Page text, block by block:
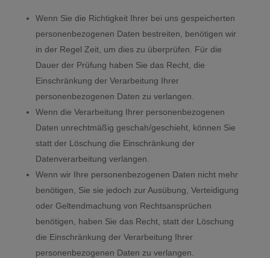
Wenn Sie die Richtigkeit Ihrer bei uns gespeicherten
personenbezogenen Daten bestreiten, benötigen wir
in der Regel Zeit, um dies zu überprüfen. Für die
Dauer der Prüfung haben Sie das Recht, die
Einschränkung der Verarbeitung Ihrer
personenbezogenen Daten zu verlangen.
Wenn die Verarbeitung Ihrer personenbezogenen
Daten unrechtmäßig geschah/geschieht, können Sie
statt der Löschung die Einschränkung der
Datenverarbeitung verlangen.
Wenn wir Ihre personenbezogenen Daten nicht mehr
benötigen, Sie sie jedoch zur Ausübung, Verteidigung
oder Geltendmachung von Rechtsansprüchen
benötigen, haben Sie das Recht, statt der Löschung
die Einschränkung der Verarbeitung Ihrer
personenbezogenen Daten zu verlangen.